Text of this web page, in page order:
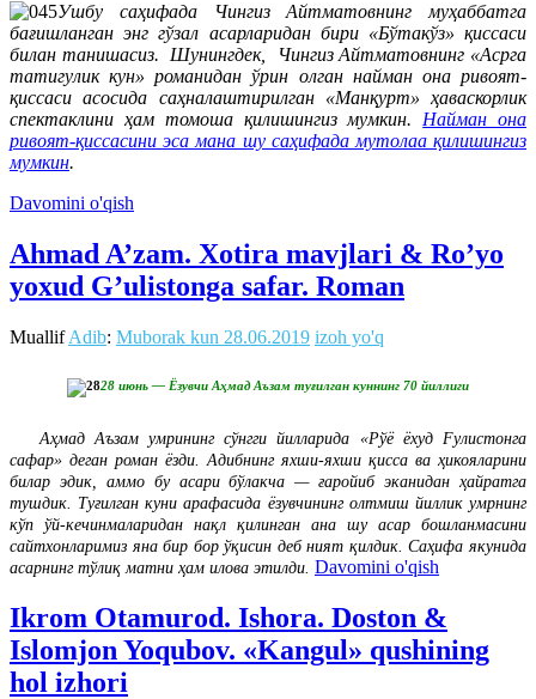
Ушбу саҳифада Чингиз Айтматовнинг муҳаббатга
бағишланган энг гўзал асарларидан бири «Бўтакўз» қиссаси
билан танишасиз. Шунингдек, Чингиз Айтматовнинг «Асрга
татигулик кун» романидан ўрин олган найман она ривоят-
қиссаси асосида саҳналаштирилган «Манқурт» ҳаваскорлик
спектаклини ҳам томоша қилишингиз мумкин. Найман она
ривоят-қиссасини эса мана шу саҳифада мутолаа қилишингиз
мумкин.
Davomini o'qish
Ahmad A’zam. Xotira mavjlari & Ro’yo
yoxud G’ulistonga safar. Roman
MuallifAdib: Muborak kun 28.06.2019 izoh yo'q
28 июнь — Ёзувчи Аҳмад Аъзам туғилган куннинг 70 йиллиги
Аҳмад Аъзам умрининг сўнгги йилларида «Рўё ёхуд Fулистонга
сафар» деган роман ёзди. Адибнинг яхши-яхши қисса ва ҳикояларини
билар эдик, аммо бу асари бўлакча — ғаройиб эканидан ҳайратга
тушдик. Туғилган куни арафасида ёзувчининг олтмиш йиллик умрнинг
кўп ўй-кечинмаларидан нақл қилинган ана шу асар бошланмасини
сайтхонларимиз яна бир бор ўқисин деб ният қилдик. Саҳифа якунида
асарнинг тўлиқ матни ҳам илова этилди. Davomini o'qish
Ikrom Otamurod. Ishora. Doston &
Islomjon Yoqubov. «Kangul» qushining
hol izhori